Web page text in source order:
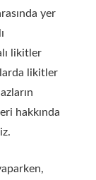
yer
likitler
likitler
hakkında